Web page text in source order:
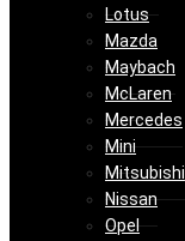
Lotus
Mazda
Maybach
McLaren
Mercedes
Mini
Mitsubishi
Nissan
Opel